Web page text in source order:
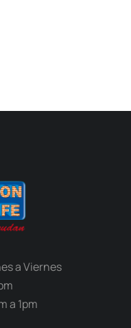
a Viernes
a 1pm